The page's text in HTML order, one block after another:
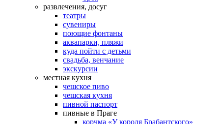
развлечения, досуг
театры
сувениры
поющие фонтаны
аквапарки, пляжи
куда пойти с детьми
свадьба, венчание
экскурсии
местная кухня
чешское пиво
чешская кухня
пивной паспорт
пивные в Праге
корчма «У короля Брабантского»